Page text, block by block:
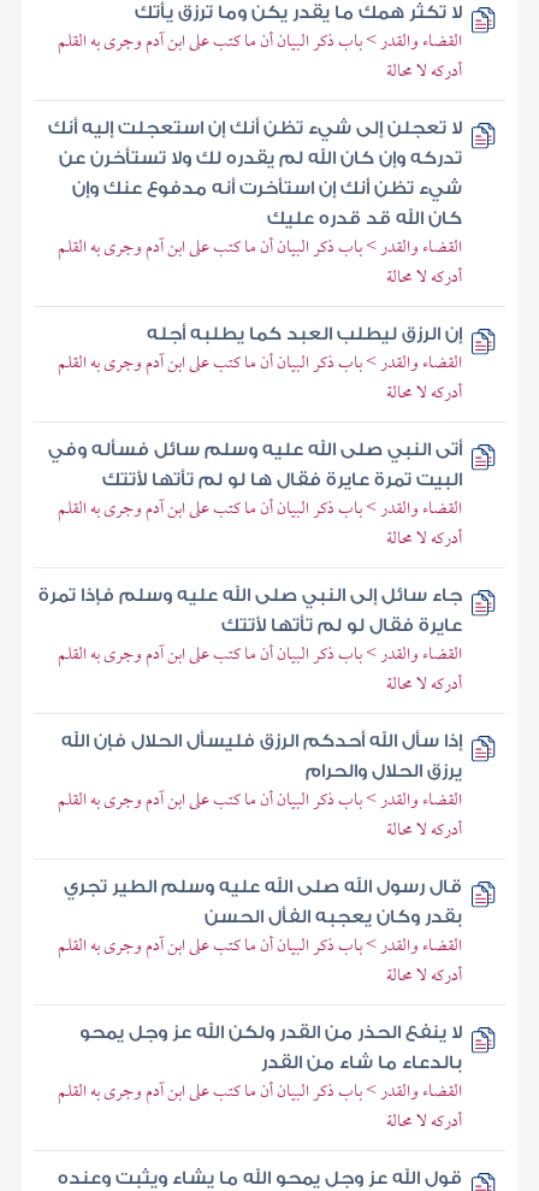
لا تكثر همك ما يقدر يكن وما ترزق يأتك
القضاء والقدر > باب ذكر البيان أن ما كتب على ابن آدم وجرى به القلم
أدركه لا محالة
لا تعجلن إلى شيء تظن أنك إن استعجلت إليه أنك
تدركه وإن كان الله لم يقدره لك ولا تستأخرن عن
شيء تظن أنك إن استأخرت أنه مدفوع عنك وإن
كان الله قد قدره عليك
القضاء والقدر > باب ذكر البيان أن ما كتب على ابن آدم وجرى به القلم
أدركه لا محالة
إن الرزق ليطلب العبد كما يطلبه أجله
القضاء والقدر > باب ذكر البيان أن ما كتب على ابن آدم وجرى به القلم
أدركه لا محالة
أتى النبي صلى الله عليه وسلم سائل فسأله وفي
البيت تمرة عايرة فقال ها لو لم تأتها لأتتك
القضاء والقدر > باب ذكر البيان أن ما كتب على ابن آدم وجرى به القلم
أدركه لا محالة
جاء سائل إلى النبي صلى الله عليه وسلم فإذا تمرة
عايرة فقال لو لم تأتها لأتتك
القضاء والقدر > باب ذكر البيان أن ما كتب على ابن آدم وجرى به القلم
أدركه لا محالة
إذا سأل الله أحدكم الرزق فليسأل الحلال فإن الله
يرزق الحلال والحرام
القضاء والقدر > باب ذكر البيان أن ما كتب على ابن آدم وجرى به القلم
أدركه لا محالة
قال رسول الله صلى الله عليه وسلم الطير تجري
بقدر وكان يعجبه الفأل الحسن
القضاء والقدر > باب ذكر البيان أن ما كتب على ابن آدم وجرى به القلم
أدركه لا محالة
لا ينفع الحذر من القدر ولكن الله عز وجل يمحو
بالدعاء ما شاء من القدر
القضاء والقدر > باب ذكر البيان أن ما كتب على ابن آدم وجرى به القلم
أدركه لا محالة
قول الله عز وجل يمحو الله ما يشاء ويثبت وعنده